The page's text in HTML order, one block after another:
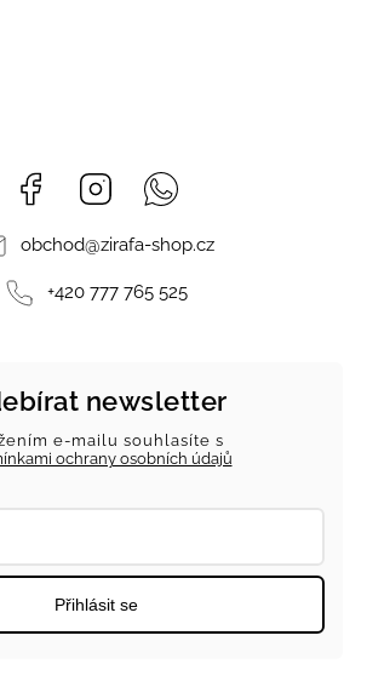
Facebook Instagram
obchod@zirafa-shop.cz
+420 777 765 525
newsletter
e-mailu souhlasíte s
ochrany osobních údajů
Přihlásit se